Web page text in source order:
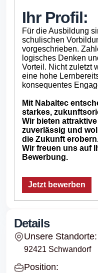
Ihr Profil:
Für die Ausbildung
schulischen
vorgeschrieben.
logisches Denken
Vorteil. Nicht zuletzt
eine hohe
konsequentes
Mit Nabaltec
starkes,
Wir bieten
zuverlässig und
die Zukunft
Wir freuen uns auf
Bewerbung.
Jetzt bewerben
Details
Unsere Standorte:
92421 Schwandorf
Position: